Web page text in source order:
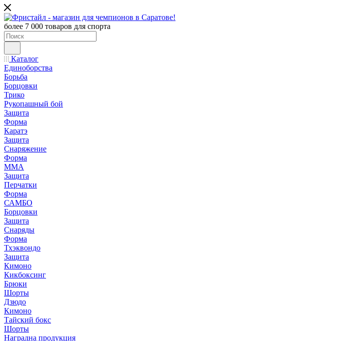
более 7 000 товаров для спорта
Каталог
Единоборства
Борьба
Борцовки
Трико
Рукопашный бой
Защита
Форма
Каратэ
Защита
Снаряжение
Форма
ММА
Защита
Перчатки
Форма
САМБО
Борцовки
Защита
Снаряды
Форма
Тхэквондо
Защита
Кимоно
Кикбоксинг
Брюки
Шорты
Дзюдо
Кимоно
Тайский бокс
Шорты
Наградна продукция